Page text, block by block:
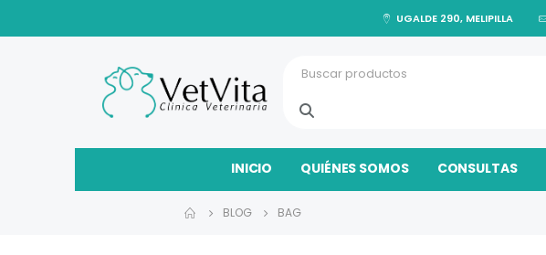
UGALDE 290, MELIPILLA
INICIO QUIÉNES SOMOS CONSULTAS
BLOG BAG